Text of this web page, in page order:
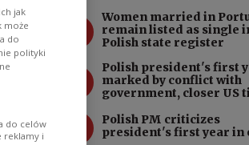
УКРАЇНСЬКА
Women married in
remain listed as single
Polish state register
Polish president's first
marked by conflict with
government, closer US
Polish PM criticizes
president's first year in
jak
może
do
polityki
do celów
reklamy i